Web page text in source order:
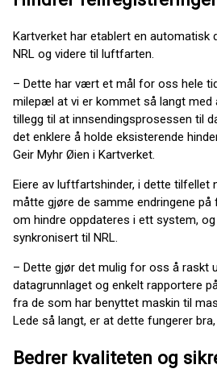
Kartverket har etablert en automatisk
NRL og videre til luftfarten.
– Dette har vært et mål for oss hele
milepæl at vi er kommet så langt med
tillegg til at innsendingsprosessen til
det enklere å holde eksisterende
Geir Myhr Øien i Kartverket.
Eiere av luftfartshinder, i dette tilfellet
måtte gjøre de samme endringene
om hindre oppdateres i ett system,
synkronisert til NRL.
– Dette gjør det mulig for oss å raskt
datagrunnlaget og enkelt rapportere
fra de som har benyttet maskin til
Lede så langt, er at dette fungerer
Bedrer kvaliteten og